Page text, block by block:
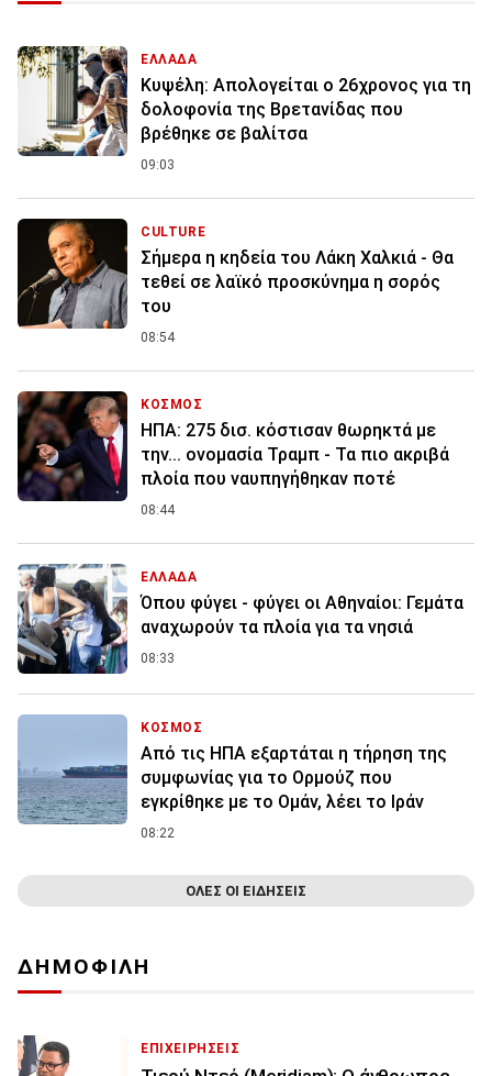
ΕΛΛΑΔΑ
Κυψέλη: Απολογείται ο 26χρονος για τη
δολοφονία της Βρετανίδας που
βρέθηκε σε βαλίτσα
09:03
CULTURE
Σήμερα η κηδεία του Λάκη Χαλκιά - Θα
τεθεί σε λαϊκό προσκύνημα η σορός
του
08:54
ΚΟΣΜΟΣ
ΗΠΑ: 275 δισ. κόστισαν θωρηκτά με
την... ονομασία Τραμπ - Τα πιο ακριβά
πλοία που ναυπηγήθηκαν ποτέ
08:44
ΕΛΛΑΔΑ
Όπου φύγει - φύγει οι Αθηναίοι: Γεμάτα
αναχωρούν τα πλοία για τα νησιά
08:33
ΚΟΣΜΟΣ
Από τις ΗΠΑ εξαρτάται η τήρηση της
συμφωνίας για το Ορμούζ που
εγκρίθηκε με το Ομάν, λέει το Ιράν
08:22
ΟΛΕΣ ΟΙ ΕΙΔΗΣΕΙΣ
ΔΗΜΟΦΙΛΗ
ΕΠΙΧΕΙΡΗΣΕΙΣ